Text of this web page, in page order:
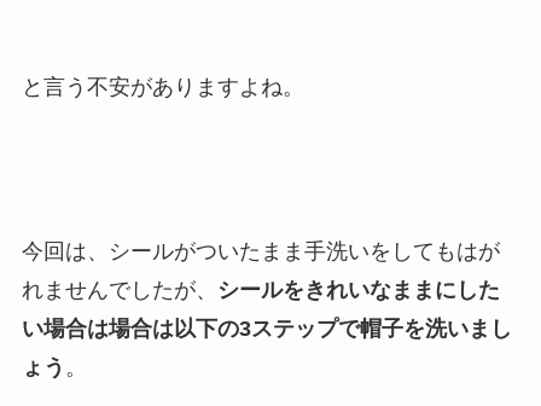
と言う不安がありますよね。
今回は、シールがついたまま手洗いをしてもはが
れませんでしたが、
シールをきれいなままにした
い場合は場合は以下の3ステップで帽子を洗いまし
ょう 。